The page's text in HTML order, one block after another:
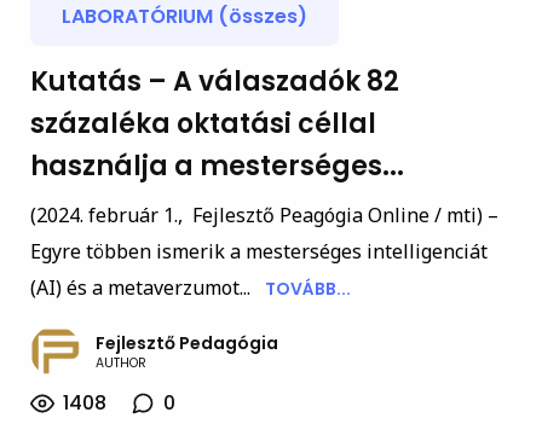
LABORATÓRIUM (összes)
Kutatás – A válaszadók 82
százaléka oktatási céllal
használja a mesterséges...
(2024. február 1., Fejlesztő Peagógia Online / mti) –
Egyre többen ismerik a mesterséges intelligenciát
(AI) és a metaverzumot...
TOVÁBB...
Fejlesztő Pedagógia
AUTHOR
1408 0